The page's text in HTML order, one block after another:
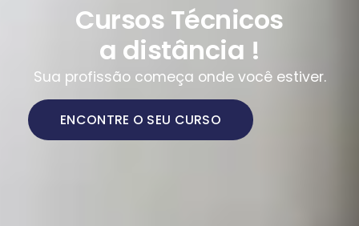
Cursos Técnicos
a distância !
Sua profissão começa onde você estiver.
ENCONTRE O SEU CURSO